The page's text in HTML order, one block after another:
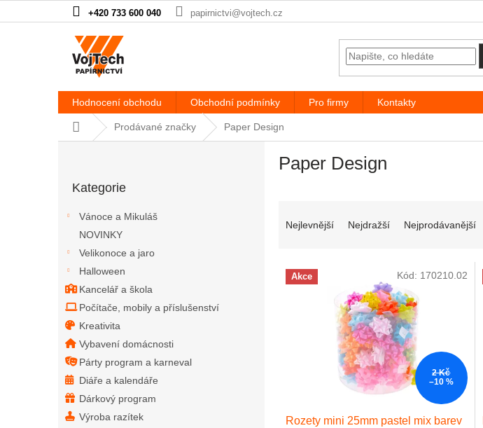
+420 733 600 040 papirnictvi@vojtech.cz
Hodnocení obchodu Obchodní podmínky Pro firmy Kontakty
Domů Prodávané značky Paper Design
Kategorie
Vánoce a Mikuláš
NOVINKY
Velikonoce a jaro
Halloween
Kancelář a škola
Počítače, mobily a příslušenství
Kreativita
Vybavení domácnosti
Párty program a karneval
Diáře a kalendáře
Dárkový program
Výroba razítek
Paper Design
Nejlevnější Nejdražší Nejprodávanější
Výpis produktů
Akce
2 Kč
–10 %
Rozety mini 25mm pastel mix barev
Kód: 170210.02